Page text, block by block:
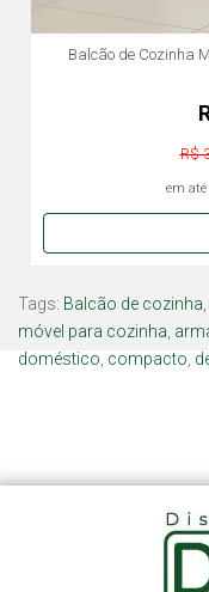
Balcão de Cozinha
R$
em até
Tags: Balcão de cozinha
móvel para cozinha
doméstico compacto